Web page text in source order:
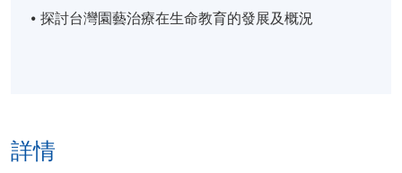
探討台灣園藝治療在生命教育的發展及概況
詳情